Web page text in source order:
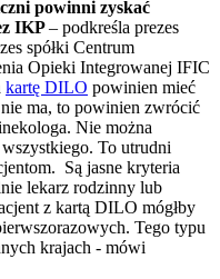
powinni zyskać
IKP– podkreśla prezes
spółki Centrum
Opieki Integrowanej IFIC
kartę DILO powinien mieć
ma, to powinien zwrócić
Nie można
To utrudni
Są jasne kryteria
lekarz rodzinny lub
z kartą DILO mógłby
Tego typu
krajach - mówi